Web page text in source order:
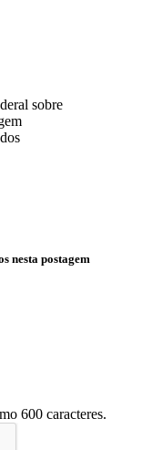
nesta postagem
600 caracteres.